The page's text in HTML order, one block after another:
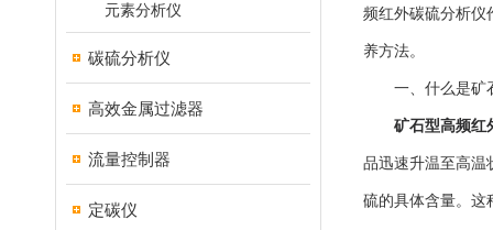
元素分析仪
碳硫分析仪
高效金属过滤器
流量控制器
定碳仪
频红外碳硫分析仪
养方法。
一、什么是矿
矿石型高频红
品迅速升温至高温
硫的具体含量。这